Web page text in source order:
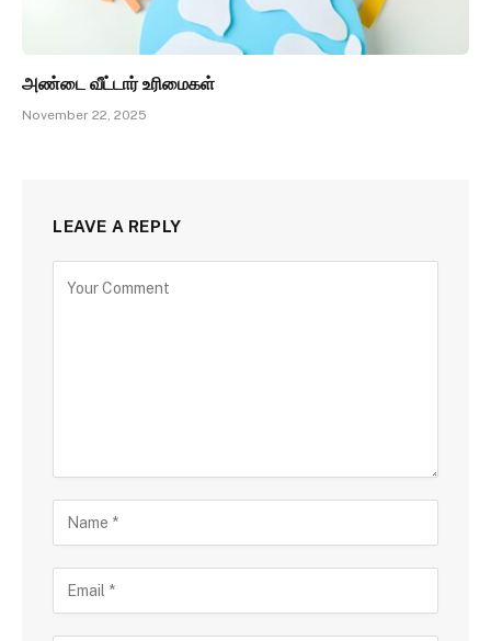
அண்டை வீட்டார் உரிமைகள்
November 22, 2025
LEAVE A REPLY